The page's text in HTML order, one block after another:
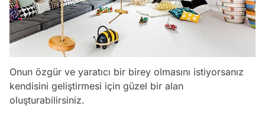
Onun özgür ve yaratıcı bir birey olmasını istiyorsanız
kendisini geliştirmesi için güzel bir alan
oluşturabilirsiniz.